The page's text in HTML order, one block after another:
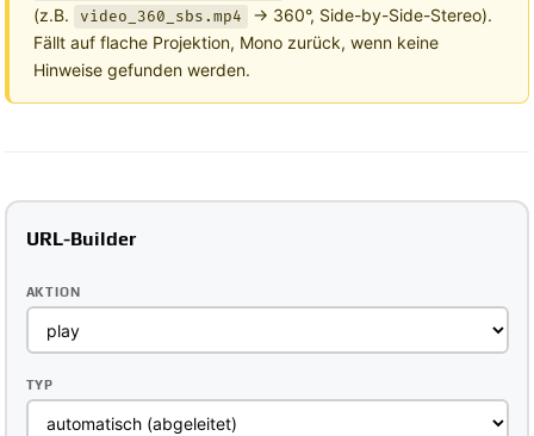
(z.B.
video_360_sbs.mp4
→ 360°, Side-by-Side-Stereo).
Fällt auf flache Projektion, Mono zurück, wenn keine
Hinweise gefunden werden.
URL-Builder
AKTION
TYP